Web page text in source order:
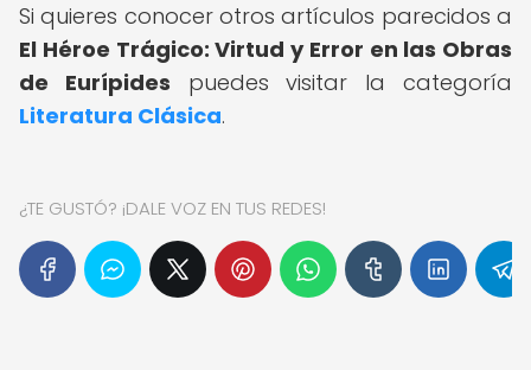
Si quieres conocer otros artículos parecidos a
El Héroe Trágico: Virtud y Error en las Obras
de Eurípides puedes visitar la categoría
Literatura Clásica.
¿TE GUSTÓ? ¡DALE VOZ EN TUS REDES!